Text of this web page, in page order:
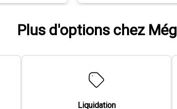
Plus d'options chez
Liquidation